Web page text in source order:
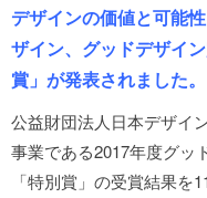
デザインの価値と可能
ザイン、グッドデザイ
賞」が発表されました。
公益財団法人日本デザイ
事業である2017年度グッ
「特別賞」の受賞結果を